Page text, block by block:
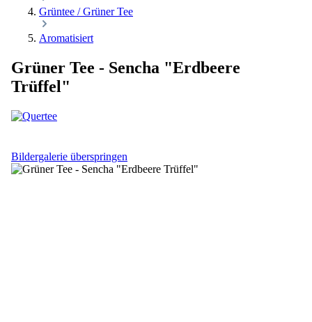
Grüntee / Grüner Tee
Aromatisiert
Grüner Tee - Sencha "Erdbeere
Trüffel"
Bildergalerie überspringen